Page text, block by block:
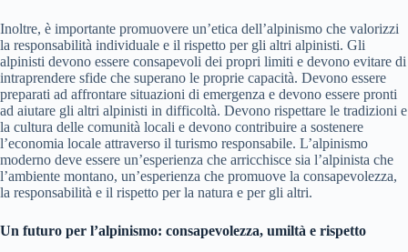
Inoltre, è importante promuovere un’etica dell’alpinismo che valorizzi
la responsabilità individuale e il rispetto per gli altri alpinisti. Gli
alpinisti devono essere consapevoli dei propri limiti e devono evitare di
intraprendere sfide che superano le proprie capacità. Devono essere
preparati ad affrontare situazioni di emergenza e devono essere pronti
ad aiutare gli altri alpinisti in difficoltà. Devono rispettare le tradizioni e
la cultura delle comunità locali e devono contribuire a sostenere
l’economia locale attraverso il turismo responsabile. L’alpinismo
moderno deve essere un’esperienza che arricchisce sia l’alpinista che
l’ambiente montano, un’esperienza che promuove la consapevolezza,
la responsabilità e il rispetto per la natura e per gli altri.
Un futuro per l’alpinismo: consapevolezza, umiltà e rispetto